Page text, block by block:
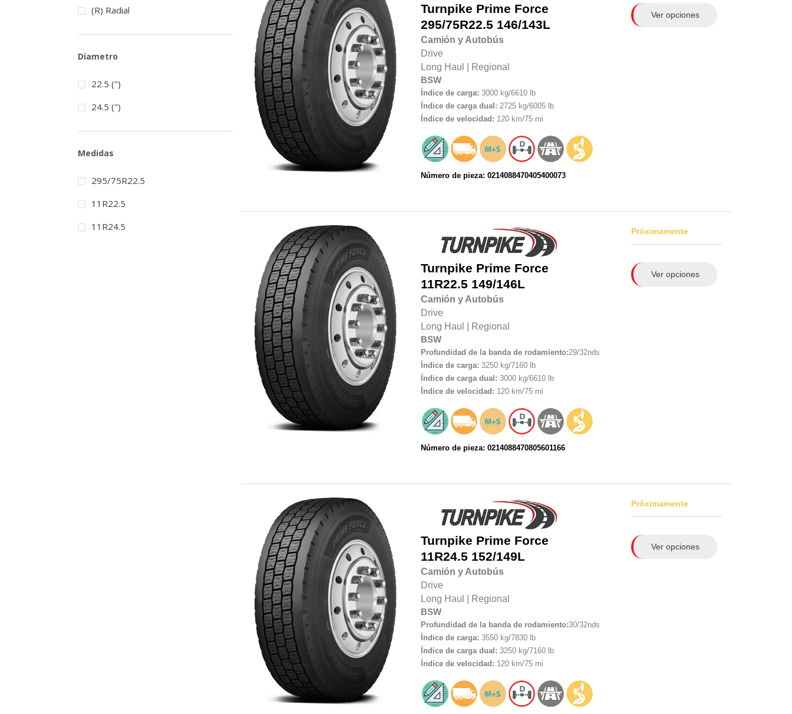
Turnpike Prime Force
295/75R22.5 146/143L
Camión y Autobús
Drive
Long Haul
Regional
BSW
Índice de carga: 3000 kg/6610 lb
Índice de carga dual: 2725 kg/6005 lb
Índice de velocidad: 120 km/75 mi
Número de pieza: 0214088470405400073
Ver opciones
Turnpike Prime Force
11R22.5 149/146L
Camión y Autobús
Drive
Long Haul
Regional
BSW
Profundidad de la banda de rodamiento:29/32nds
Índice de carga: 3250 kg/7160 lb
Índice de carga dual: 3000 kg/6610 lb
Índice de velocidad: 120 km/75 mi
Número de pieza: 0214088470805601166
Próximamente
Ver opciones
Turnpike Prime Force
11R24.5 152/149L
Camión y Autobús
Drive
Long Haul
Regional
BSW
Profundidad de la banda de rodamiento:30/32nds
Índice de carga: 3550 kg/7830 lb
Índice de carga dual: 3250 kg/7160 lb
Índice de velocidad: 120 km/75 mi
Próximamente
Ver opciones
(R) Radial
Diametro
22.5 (")
24.5 (")
Medidas
295/75R22.5
11R22.5
11R24.5